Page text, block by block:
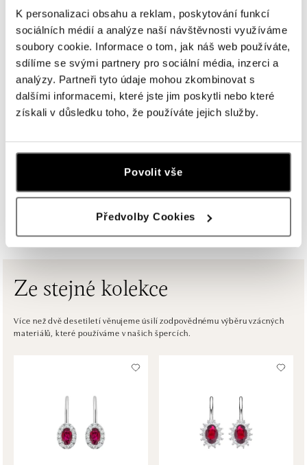
K personalizaci obsahu a reklam, poskytování funkcí
sociálních médií a analýze naší návštěvnosti využíváme
soubory cookie. Informace o tom, jak náš web používáte,
sdílíme se svými partnery pro sociální média, inzerci a
analýzy. Partneři tyto údaje mohou zkombinovat s
dalšími informacemi, které jste jim poskytli nebo které
získali v důsledku toho, že používáte jejich služby.
Povolit vše
Předvolby Cookies
dnes otevřeno do 21:00
ALOve Westfield Černý most, Praha 9
Chlumecká 765/6, 198 19 Praha 9
tel.: +420735703904
dnes otevřeno do 21:00
Roztylská 2321/19, 148 00 Praha 4 - Chodov
dnes otevřeno do 21:00
ALOve OC Aupark, Bratislava
Einsteinova 3541/18, 851 01 Bratislava
tel.: +421917090556
ALOve OC Eurovea, Bratislava
Pribinova 8, 811 09 Bratislava
tel.: +421917090467
Ivanská cesta 16, 821 04 Bratislava
dnes otevřeno do 21:00
ZOBRAZIT VŠECHNY BUTIKY
Ze stejné kolekce
Více než dvě desetiletí věnujeme úsilí zodpovědnému výběru vzácných
materiálů, které používáme v našich špercích.